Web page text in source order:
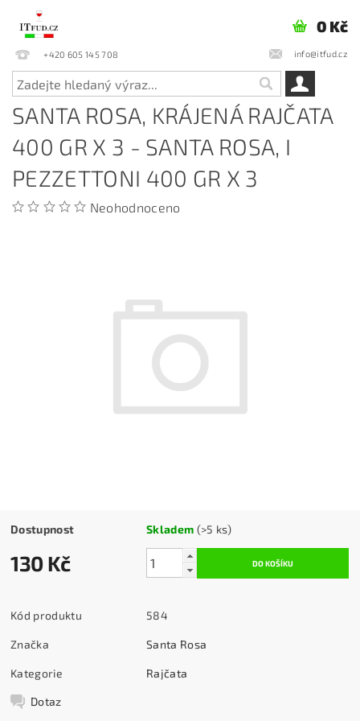
+420 605 145 708 info@itfud.cz
0 Kč
SANTA ROSA, KRÁJENÁ RAJČATA
400 GR X 3 - SANTA ROSA, I
PEZZETTONI 400 GR X 3
Neohodnoceno
Dostupnost Skladem (>5 ks)
130 Kč
Kód produktu 584
Značka Santa Rosa
Kategorie Rajčata
Dotaz